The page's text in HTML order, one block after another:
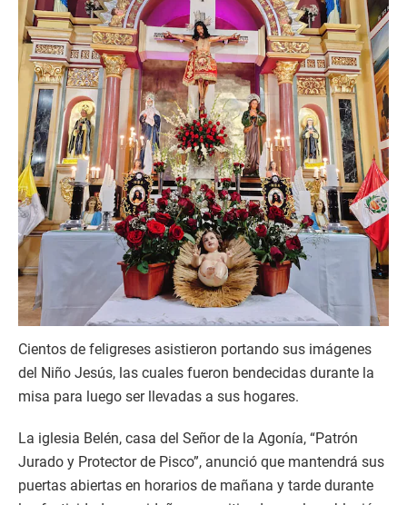
Cientos de feligreses asistieron portando sus imágenes
del Niño Jesús, las cuales fueron bendecidas durante la
misa para luego ser llevadas a sus hogares.
La iglesia Belén, casa del Señor de la Agonía, “Patrón
Jurado y Protector de Pisco”, anunció que mantendrá sus
puertas abiertas en horarios de mañana y tarde durante